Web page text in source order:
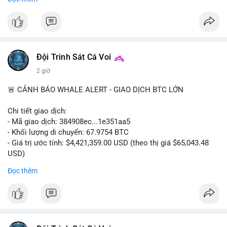
📰 Nguồn: Cointelegraph
Đội Trinh Sát Cá Voi
2 giờ
🚨 CẢNH BÁO WHALE ALERT - GIAO DỊCH BTC LỚN
Chi tiết giao dịch:
- Mã giao dịch: 384908ec...1e351aa5
- Khối lượng di chuyển: 67.9754 BTC
- Giá trị ước tính: $4,421,359.00 USD (theo thị giá $65,043.48
USD)
Khối lượng 67.97 BTC trị giá hơn 4.4 triệu USD được di chuyển
Đọc thêm